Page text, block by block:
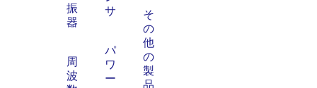
振
器
周
波
サ
パ
ワ
ー
そ
の
他
の
製
品